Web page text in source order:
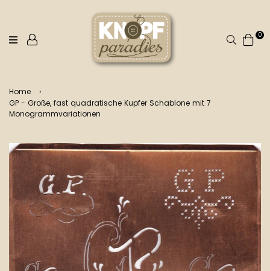
Suchen
0
Home
›
GP - Große, fast quadratische Kupfer Schablone mit 7
Monogrammvariationen